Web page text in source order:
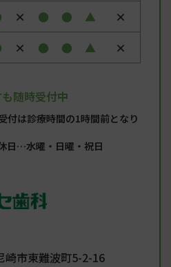
× ● ● ▲ ×
× ● ● ▲
×
随時受付中
付は診療時間の1時間前となり
日…水曜・日曜・祝日
市東難波町5-2-16